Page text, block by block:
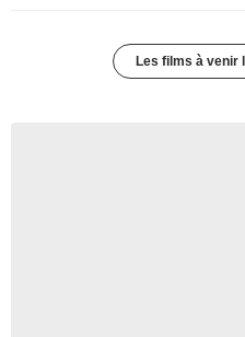
Les films à venir